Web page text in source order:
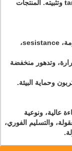
المنتجات
كفاءة إنقاذ، الإنارة جدا، وارتفاع درجة الحرارة المقاومة، sesistance،
وتدهور منخفضة
وحماية البيئة.
عالية، ونوعية
والتسليم الفوري،